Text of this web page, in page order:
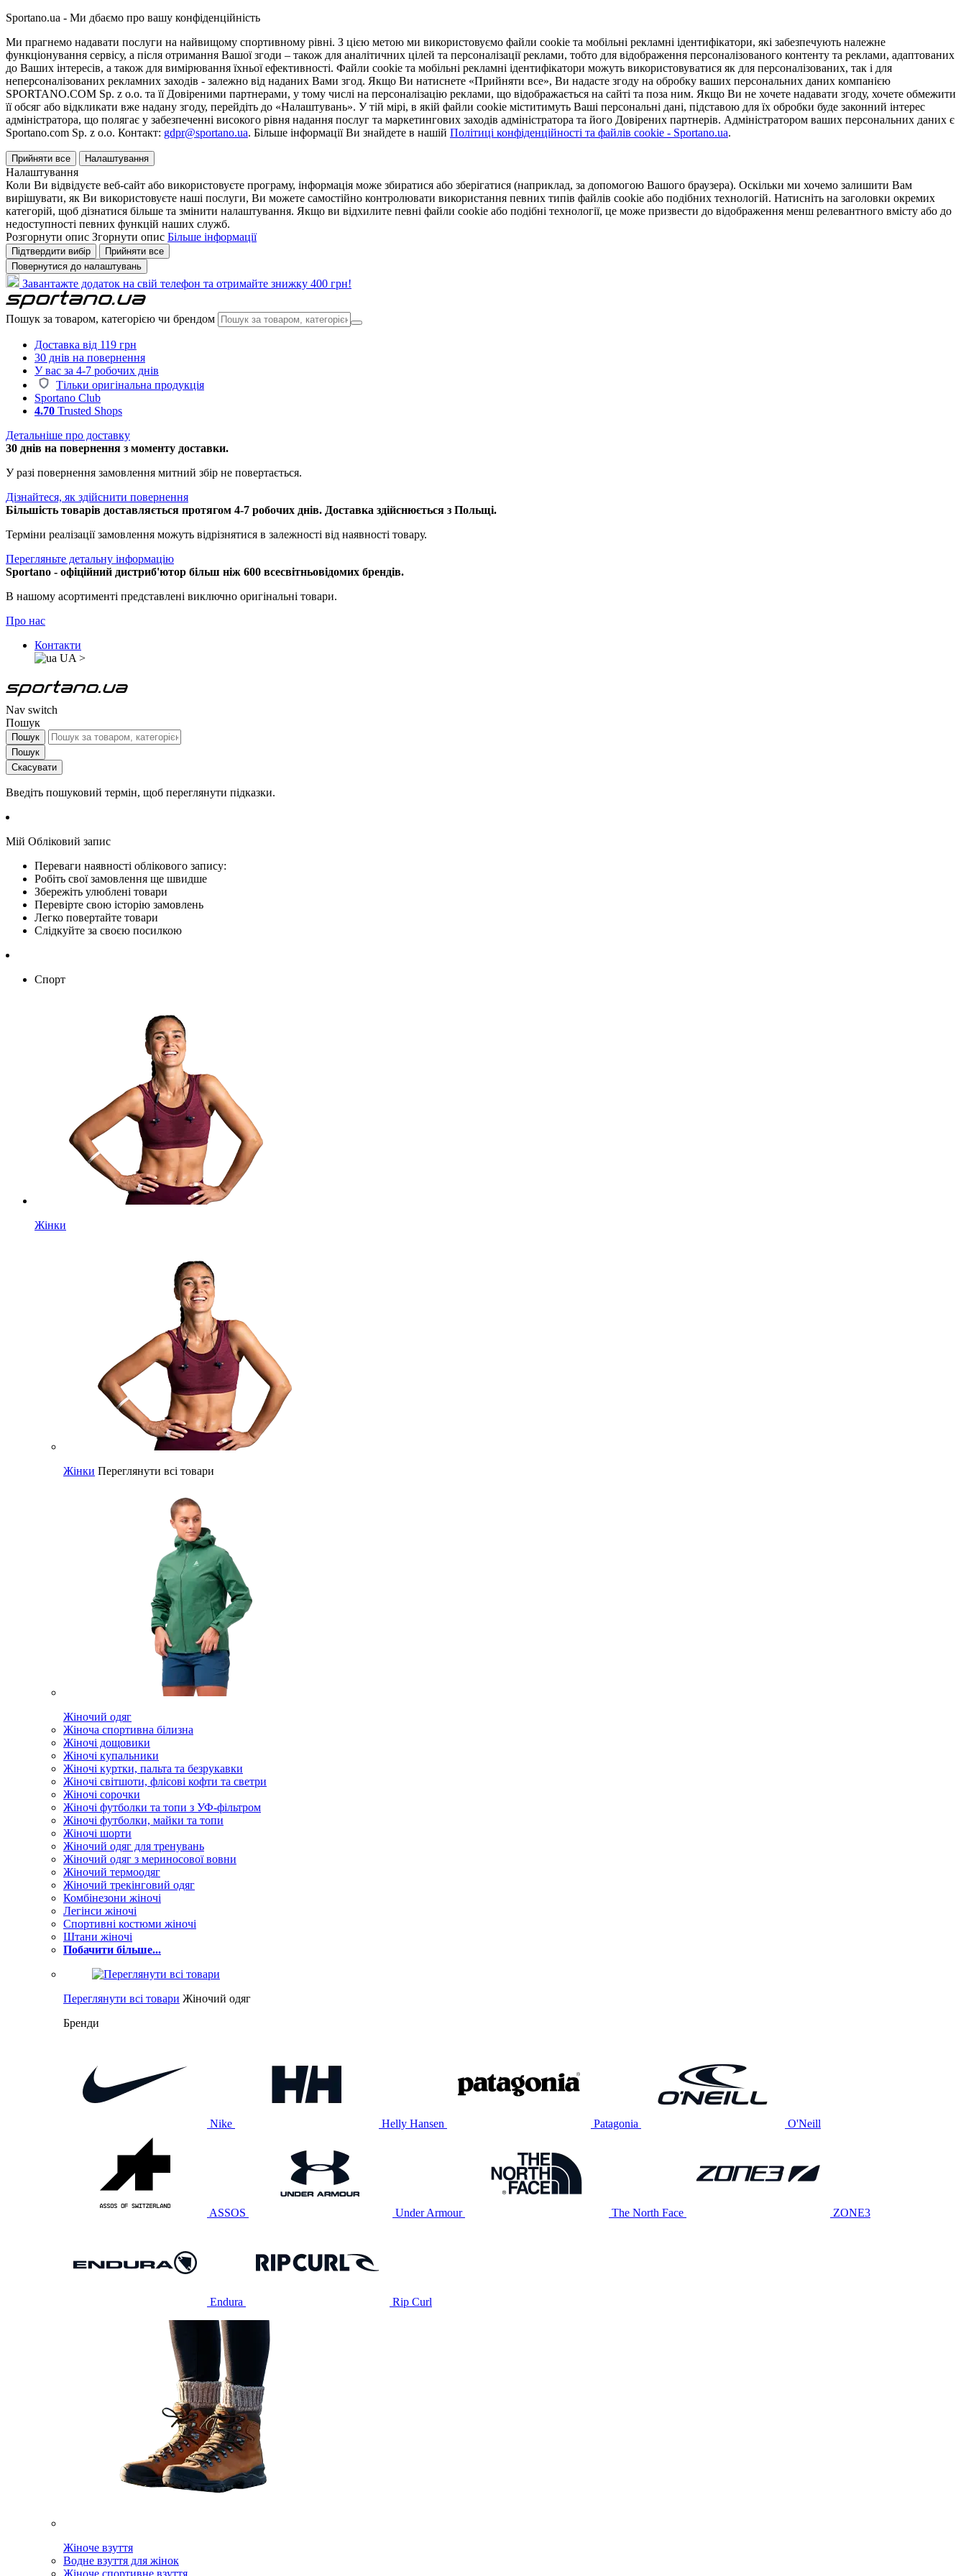
Sportano.ua - Ми дбаємо про вашу конфіденційність
Ми прагнемо надавати послуги на найвищому спортивному рівні. З цією метою ми використовуємо файли cookie та мобільні рекламні ідентифікатори, які забезпечують належне
функціонування сервісу, а після отримання Вашої згоди – також для аналітичних цілей та персоналізації реклами, тобто для відображення персоналізованого контенту та реклами, адаптованих
до Ваших інтересів, а також для вимірювання їхньої ефективності. Файли cookie та мобільні рекламні ідентифікатори можуть використовуватися як для персоналізованих, так і для
неперсоналізованих рекламних заходів - залежно від наданих Вами згод. Якщо Ви натиснете «Прийняти все», Ви надасте згоду на обробку ваших персональних даних компанією
SPORTANO.COM Sp. z o.o. та її Довіреними партнерами, у тому числі на персоналізацію реклами, що відображається на сайті та поза ним. Якщо Ви не хочете надавати згоду, хочете обмежити
її обсяг або відкликати вже надану згоду, перейдіть до «Налаштувань». У тій мірі, в якій файли cookie міститимуть Ваші персональні дані, підставою для їх обробки буде законний інтерес
адміністратора, що полягає у забезпеченні високого рівня надання послуг та маркетингових заходів адміністратора та його Довірених партнерів. Адміністратором ваших персональних даних є
Sportano.com Sp. z o.o. Контакт: gdpr@sportano.ua. Більше інформації Ви знайдете в нашій Політиці конфіденційності та файлів cookie - Sportano.ua.
Прийняти все Налаштування
Налаштування
Коли Ви відвідуєте веб-сайт або використовуєте програму, інформація може збиратися або зберігатися (наприклад, за допомогою Вашого браузера). Оскільки ми хочемо залишити Вам
вирішувати, як Ви використовуєте наші послуги, Ви можете самостійно контролювати використання певних типів файлів cookie або подібних технологій. Натисніть на заголовки окремих
категорій, щоб дізнатися більше та змінити налаштування. Якщо ви відхилите певні файли cookie або подібні технології, це може призвести до відображення менш релевантного вмісту або до
недоступності певних функцій наших служб.
Розгорнути опис Згорнути опис Більше інформації
Підтвердити вибір
Прийняти все
Повернутися до налаштувань
Завантажте додаток на свій телефон та отримайте знижку 400 грн!
Пошук за товаром, категорією чи брендом
Доставка від 119 грн
30 днів на повернення
У вас за 4-7 робочих днів
Тільки оригінальна продукція
Sportano Club
4.70 Trusted Shops
Детальніше про доставку
30 днів на повернення з моменту доставки.
У разі повернення замовлення митний збір не повертається.
Дізнайтеся, як здійснити повернення
Більшість товарів доставляється протягом 4-7 робочих днів. Доставка здійснюється з Польщі.
Терміни реалізації замовлення можуть відрізнятися в залежності від наявності товару.
Перегляньте детальну інформацію
Sportano - офіційний дистриб'ютор більш ніж 600 всесвітньовідомих брендів.
В нашому асортименті представлені виключно оригінальні товари.
Про нас
Контакти
UA >
Nav switch
Пошук
Пошук
Пошук
Скасувати
Введіть пошуковий термін, щоб переглянути підказки.
Мій Обліковий запис
Переваги наявності облікового запису:
Робіть свої замовлення ще швидше
Збережіть улюблені товари
Перевірте свою історію замовлень
Легко повертайте товари
Слідкуйте за своєю посилкою
Спорт
Жінки
Жінки Переглянути всі товари
Жіночий одяг
Жіноча спортивна білизна
Жіночі дощовики
Жіночі купальники
Жіночі куртки, пальта та безрукавки
Жіночі світшоти, флісові кофти та светри
Жіночі сорочки
Жіночі футболки та топи з УФ-фільтром
Жіночі футболки, майки та топи
Жіночі шорти
Жіночий одяг для тренувань
Жіночий одяг з мериносової вовни
Жіночий термоодяг
Жіночий трекінговий одяг
Комбінезони жіночі
Легінси жіночі
Спортивні костюми жіночі
Штани жіночі
Побачити більше...
Переглянути всі товари Жіночий одяг
Бренди
Nike Helly Hansen Patagonia O'Neill
ASSOS Under Armour The North Face ZONE3
Endura Rip Curl
Жіноче взуття
Водне взуття для жінок
Жіноче спортивне взуття